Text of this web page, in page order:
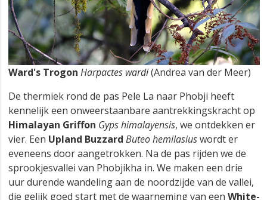
Ward's Trogon Harpactes wardi(Andrea van der Meer)
De thermiek rond de pas Pele La naar Phobji heeft
kennelijk een onweerstaanbare aantrekkingskracht op
Himalayan Griffon Gyps himalayensis, we ontdekken er
vier. Een Upland Buzzard Buteo hemilasiuswordt er
eveneens door aangetrokken. Na de pas rijden we de
sprookjesvallei van Phobjikha in. We maken een drie
uur durende wandeling aan de noordzijde van de vallei,
die gelijk goed start met de waarneming van een White-